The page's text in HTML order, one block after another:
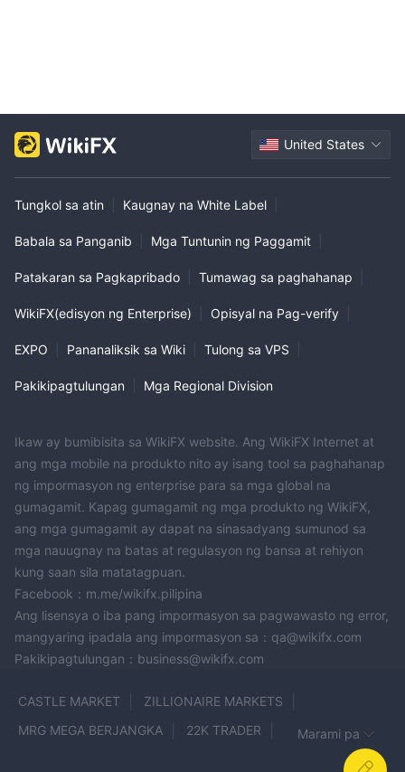
United States
Tungkol sa atin Kaugnay na White Label
Babala sa Panganib Mga Tuntunin ng Paggamit
Patakaran sa Pagkapribado Tumawag sa paghahanap
WikiFX(edisyon ng Enterprise) Opisyal na Pag-verify
EXPO Pananaliksik sa Wiki Tulong sa VPS
Pakikipagtulungan Mga Regional Division
Ikaw ay bumibisita sa WikiFX website. Ang WikiFX Internet at
ang mga mobile na produkto nito ay isang tool sa paghahanap
ng impormasyon ng enterprise para sa mga global na
gumagamit. Kapag gumagamit ng mga produkto ng WikiFX,
ang mga gumagamit ay dapat na sinasadyang sumunod sa
mga nauugnay na batas at regulasyon ng bansa at rehiyon
kung saan sila matatagpuan.
Facebook：m.me/wikifx.pilipina
Ang lisensya o iba pang impormasyon sa pagwawasto ng error,
mangyaring ipadala ang impormasyon sa：qa@wikifx.com
Pakikipagtulungan：business@wikifx.com
CASTLE MARKET
ZILLIONAIRE MARKETS
MRG MEGA BERJANGKA
22K TRADER
Marami pa